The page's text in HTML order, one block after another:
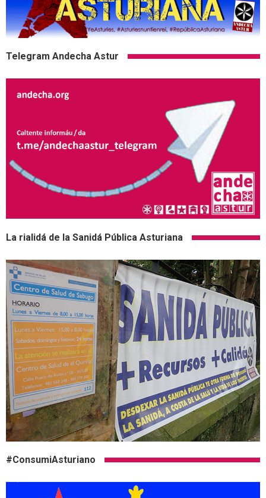
Telegram Andecha Astur
La rialidá de la Sanidá Pública Asturiana
#ConsumiAsturiano